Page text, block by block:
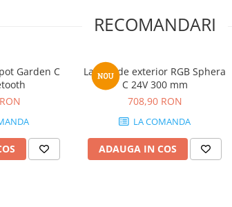
RECOMANDARI
Garden C
Lampa de exterior RGB Sphera
C 24V 300 mm
708,90 RON
LA COMANDA
ADAUGA IN COS